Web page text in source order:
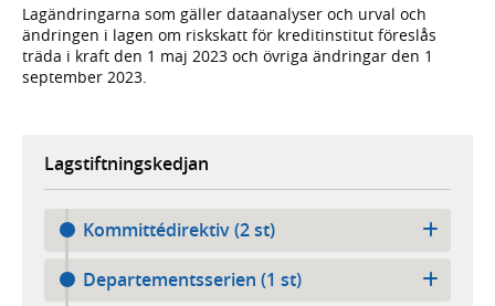
Lagändringarna som gäller dataanalyser och urval och
ändringen i lagen om riskskatt för kreditinstitut föreslås
träda i kraft den 1 maj 2023 och övriga ändringar den 1
september 2023.
Lagstiftningskedjan
Kommittédirektiv (2 st)
Departementsserien (1 st)